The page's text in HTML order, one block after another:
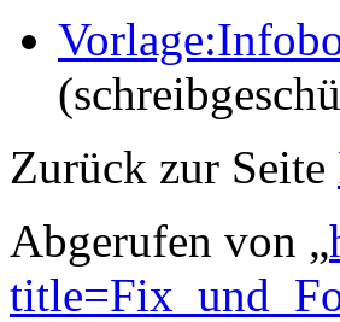
Zurück zur Seite
Abgerufen von „